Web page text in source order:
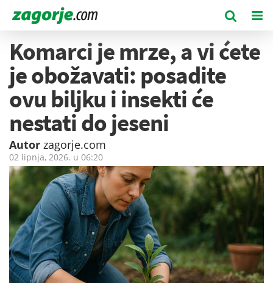
Komarci je mrze, a vi ćete
je obožavati: posadite
ovu biljku i insekti će
nestati do jeseni
Autor zagorje.com
02 lipnja, 2026. u 06:20